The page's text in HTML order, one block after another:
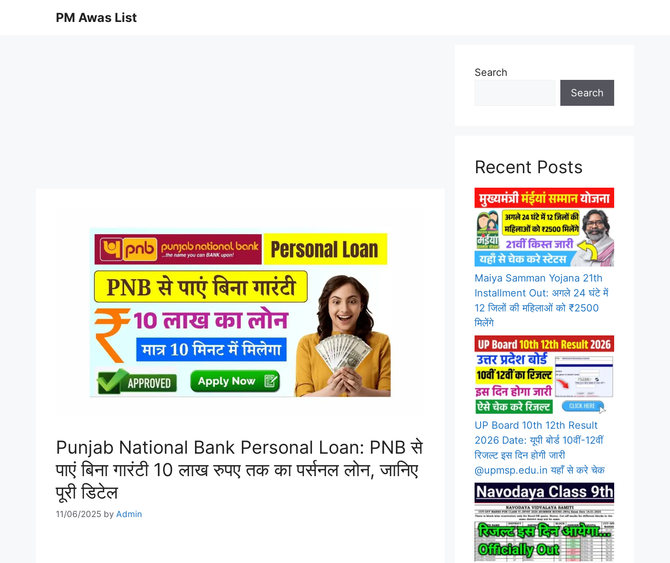
PM Awas List
Punjab National Bank Personal Loan: PNB से
पाएं बिना गारंटी 10 लाख रुपए तक का पर्सनल लोन, जानिए
पूरी डिटेल
11/06/2025 by Admin
Search
Search
Recent Posts
Maiya Samman Yojana 21th
Installment Out: अगले 24 घंटे में
12 जिलों की महिलाओं को ₹2500
मिलेंगे
UP Board 10th 12th Result
2026 Date: यूपी बोर्ड 10वीं-12वीं
रिजल्ट इस दिन होगी जारी
@upmsp.edu.in यहाँ से करे चेक